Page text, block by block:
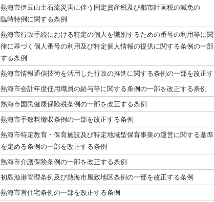
熱海市伊豆山土石流災害に伴う固定資産税及び都市計画税の減免の
臨時特例に関する条例
熱海市行政手続における特定の個人を識別するための番号の利用等に
律に基づく個人番号の利用及び特定個人情報の提供に関する条例の一
する条例
熱海市情報通信技術を活用した行政の推進に関する条例の一部を改正す
熱海市会計年度任用職員の給与等に関する条例の一部を改正する条例
熱海市国民健康保険税条例の一部を改正する条例
熱海市手数料徴収条例の一部を改正する条例
熱海市特定教育・保育施設及び特定地域型保育事業の運営に関する基準
を定める条例の一部を改正する条例
熱海市介護保険条例の一部を改正する条例
初島漁港管理条例及び熱海市風致地区条例の一部を改正する条例
熱海市営住宅条例の一部を改正する条例